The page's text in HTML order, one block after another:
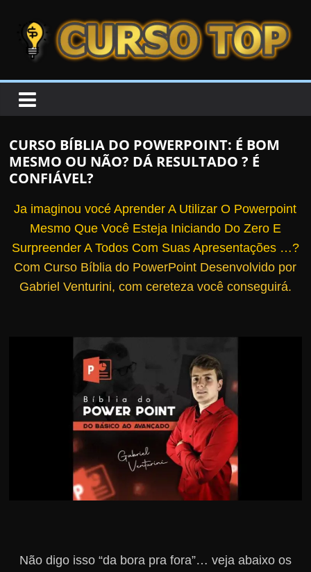
CURSOTOP
s
e
l
o
e
s
CURSO BÍBLIA DO POWERPOINT: É BOM
MESMO OU NÃO? DÁ RESULTADO ? É
CONFIÁVEL?
Ja imaginou vocé Aprender A Utilizar O Powerpoint
Mesmo Que Você Esteja Iniciando Do Zero E
Surpreender A Todos Com Suas Apresentações …?
Com Curso Bíblia do PowerPoint Desenvolvido por
Gabriel Venturini, com cereteza você conseguirá.
Não digo isso “da bora pra fora”… veja abaixo os